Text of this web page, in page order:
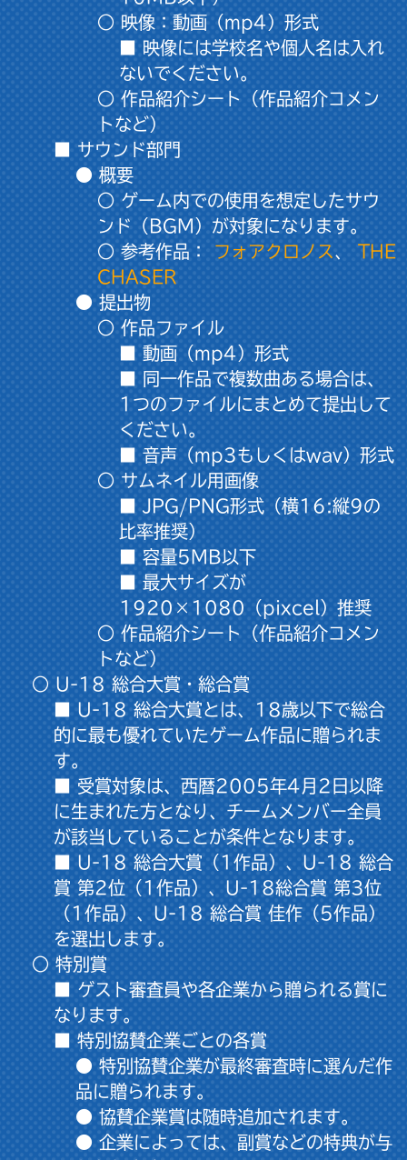
○ 映像：動画（mp4）形式
■ 映像には学校名や個人名は入れ
ないでください。
○ 作品紹介シート（作品紹介コメン
トなど）
■ サウンド部門
● 概要
○ ゲーム内での使用を想定したサウ
ンド（BGM）が対象になります。
○ 参考作品： フォアクロノス 、
THE
CHASER
● 提出物
○ 作品ファイル
■ 動画（mp4）形式
■ 同一作品で複数曲ある場合は、
1つのファイルにまとめて提出して
ください。
■ 音声（mp3もしくはwav）形式
○ サムネイル用画像
■ JPG/PNG形式（横16:縦9の
比率推奨）
■ 容量5MB以下
■ 最大サイズが
1920×1080（pixcel）推奨
○ 作品紹介シート（作品紹介コメン
トなど）
○ U-18 総合大賞・総合賞
■ U-18 総合大賞とは、18歳以下で総合
的に最も優れていたゲーム作品に贈られま
す。
■ 受賞対象は、西暦2005年4月2日以降
に生まれた方となり、チームメンバー全員
が該当していることが条件となります。
■ U-18 総合大賞（1作品）、U-18 総合
賞 第2位（1作品）、U-18総合賞 第3位
（1作品）、U-18 総合賞 佳作（5作品）
を選出します。
○ 特別賞
■ ゲスト審査員や各企業から贈られる賞に
なります。
■ 特別協賛企業ごとの各賞
● 特別協賛企業が最終審査時に選んだ作
品に贈られます。
● 協賛企業賞は随時追加されます。
● 企業によっては、副賞などの特典が与